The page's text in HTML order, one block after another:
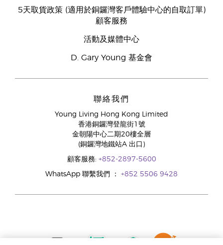
5天取貨政策 (適用於銅鑼灣客戶體驗中心的自取訂單)
顧客服務
活動及媒體中心
D. Gary Young 基金會
聯絡我們
Young Living Hong Kong Limited
香港銅鑼灣登龍街1號
金朝陽中心二期20樓全層
(銅鑼灣地鐵站A 出口)
顧客服務: +852-2897-5600
WhatsApp 聯繫我們 ： +852 5506 9428